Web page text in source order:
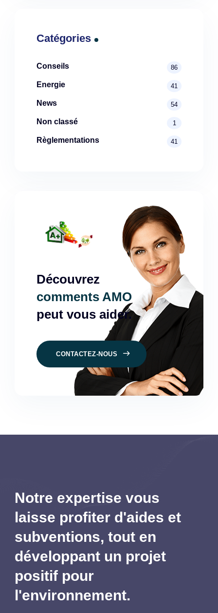
Catégories
Conseils 86
Energie 41
News 54
Non classé 1
Règlementations 41
Découvrez
comments AMO
peut vous aider.
CONTACTEZ-NOUS
Notre expertise vous
laisse profiter d'aides et
subventions, tout en
développant un projet
positif pour
l'environnement.